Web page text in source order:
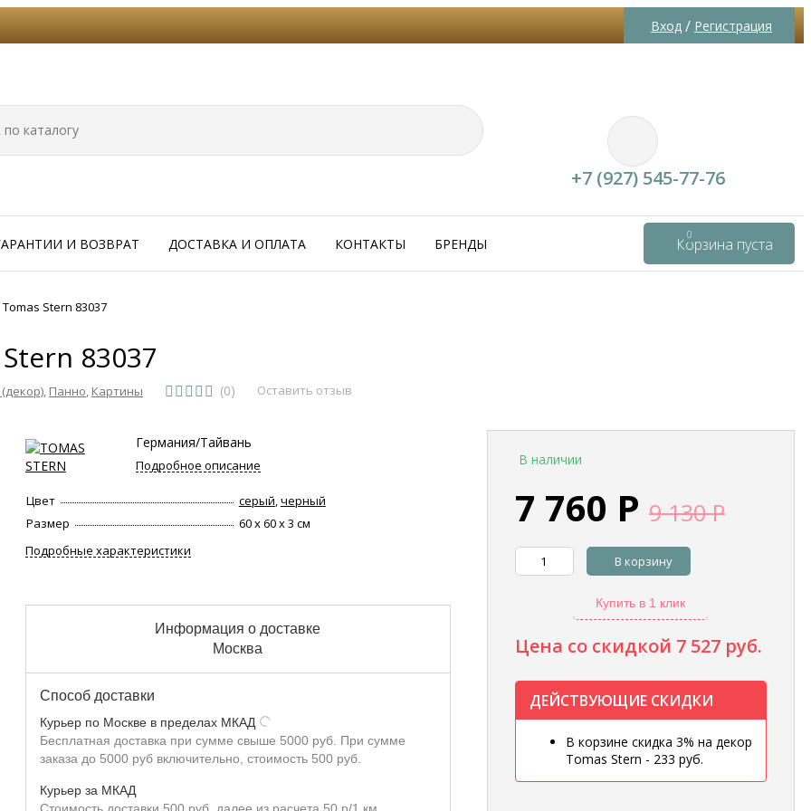
Вход / Регистрация
+7 (927) 545-77-76
Корзина пуста
0
И ВОЗВРАТ ДОСТАВКА И ОПЛАТА КОНТАКТЫ БРЕНДЫ
Stern 83037
83037
Панно Картины (0) Оставить отзыв
В наличии
7 760 Р 9 130Р
В корзину
Купить в 1 клик
Цена со скидкой 7 527 руб.
ДЕЙСТВУЮЩИЕ СКИДКИ
В корзине скидка 3% на декор
Tomas Stern - 233 руб.
Германия/Тайвань
Подробное описание
Цвет серый,черный
Размер
60 х 60 х 3 см
Подробные характеристики
Информация о доставке
Москва
Способ доставки
Курьер по Москве в пределах МКАД
Бесплатная доставка при сумме свыше 5000 руб. При сумме
заказа до 5000 руб включительно, стоимость 500 руб.
Курьер за МКАД